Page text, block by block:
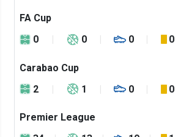
FA Cup
0
0 0 0
Carabao Cup
2
1 0 0
Premier League